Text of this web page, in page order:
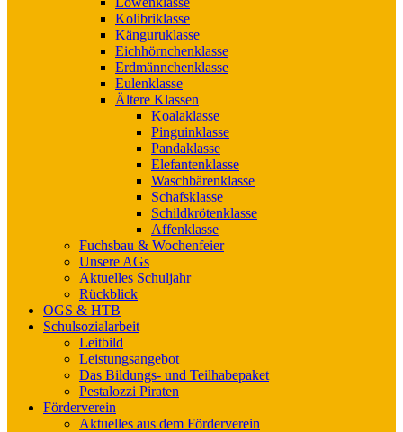
Kolibriklasse
Känguruklasse
Eichhörnchenklasse
Erdmännchenklasse
Eulenklasse
Ältere Klassen
Koalaklasse
Pinguinklasse
Pandaklasse
Elefantenklasse
Waschbärenklasse
Schafsklasse
Schildkrötenklasse
Affenklasse
Fuchsbau & Wochenfeier
Unsere AGs
Aktuelles Schuljahr
Rückblick
OGS & HTB
Schulsozialarbeit
Leitbild
Leistungsangebot
Das Bildungs- und Teilhabepaket
Pestalozzi Piraten
Förderverein
Aktuelles aus dem Förderverein